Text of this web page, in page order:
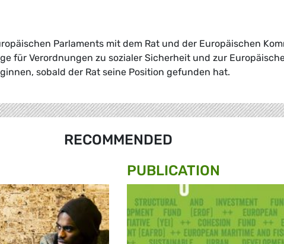
Parlaments mit dem Rat und der Europäischen
für Verordnungen zu sozialer Sicherheit und zur
sobald der Rat seine Position gefunden hat.
RECOMMENDED
PUBLICATION